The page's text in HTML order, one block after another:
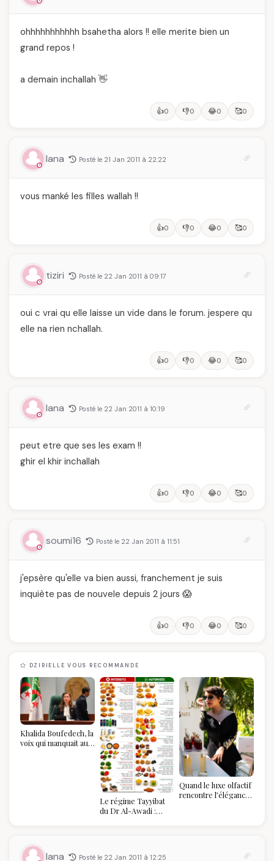
ohhhhhhhhhhh bsahetha alors !! elle merite bien un
grand repos !
a demain inchallah 👋
👍0 👎0 😂0 🥰0
lana Posté le 21 Jan 2011 à 22:22
vous manké les filles wallah !!
👍0 👎0 😂0 🥰0
tiziri Posté le 22 Jan 2011 à 09:17
oui c vrai qu elle laisse un vide dans le forum. jespere qu
elle na rien nchallah.
👍0 👎0 😂0 🥰0
lana Posté le 22 Jan 2011 à 10:19
peut etre que ses les exam !!
ghir el khir inchallah
👍0 👎0 😂0 🥰0
soumi16 Posté le 22 Jan 2011 à 11:51
j'epsère qu'elle va bien aussi, franchement je suis
inquiète pas de nouvele depuis 2 jours 😱
👍0 👎0 😂0 🥰0
DZIRIELLE VOUS RECOMMANDE
Khalida Boufedech, la
voix qui manquait au
Le régime Tayyibat
du Dr Al-Awadi :
Quand le luxe olfactif
rencontre l’élégance
lana Posté le 22 Jan 2011 à 12:25